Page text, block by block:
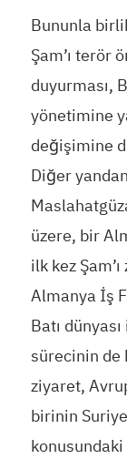
Bununla
Şam’ı terör
duyurması,
yönetimine
değişimine
Diğer
üzere, bir
ilk kez
Almanya İş
Batı
sürecinin de
ziyaret,
birinin